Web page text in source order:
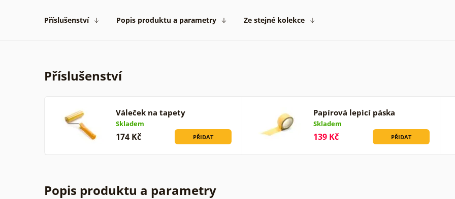
Příslušenství Popis produktu a parametry Ze stejné kolekce
Příslušenství
Váleček na tapety
Skladem
174 Kč PŘIDAT
Papírová lepicí páska
Skladem
139 Kč PŘIDAT
Popis produktu a parametry